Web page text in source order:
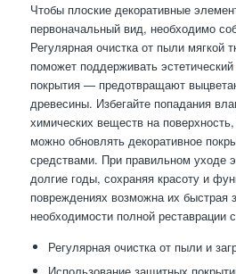
Чтобы плоские декоративные
первоначальный вид, необходимо
Регулярная очистка от пыли мягкой
поможет поддерживать
покрытия — предотвращают
древесины. Избегайте попадания
химических веществ на
можно обновлять декоративное
средствами. При правильном уходе
долгие годы, сохраняя красоту и
повреждениях возможна их быстрая
необходимости полной реставрации
Регулярная очистка от пыли и